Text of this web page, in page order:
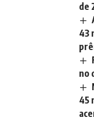
de
43
no
45